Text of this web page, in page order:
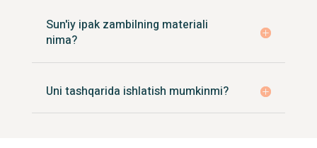
Sun'iy ipak zambilning materiali
nima?
Uni tashqarida ishlatish mumkinmi?